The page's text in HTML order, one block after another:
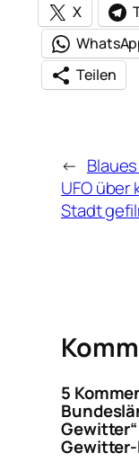
X
Teilen
←
UFO
Stadt
5
Gewitter-